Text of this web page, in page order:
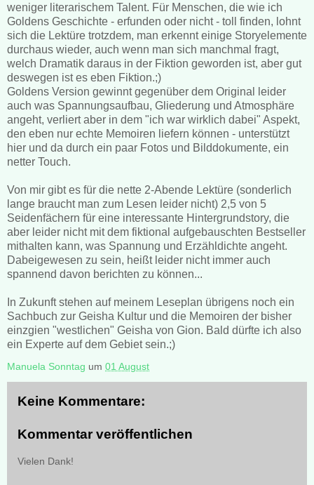
weniger literarischem Talent. Für Menschen, die wie ich
Goldens Geschichte - erfunden oder nicht - toll finden, lohnt
sich die Lektüre trotzdem, man erkennt einige Storyelemente
durchaus wieder, auch wenn man sich manchmal fragt,
welch Dramatik daraus in der Fiktion geworden ist, aber gut
deswegen ist es eben Fiktion.;)
Goldens Version gewinnt gegenüber dem Original leider
auch was Spannungsaufbau, Gliederung und Atmosphäre
angeht, verliert aber in dem "ich war wirklich dabei" Aspekt,
den eben nur echte Memoiren liefern können - unterstützt
hier und da durch ein paar Fotos und Bilddokumente, ein
netter Touch.
Von mir gibt es für die nette 2-Abende Lektüre (sonderlich
lange braucht man zum Lesen leider nicht) 2,5 von 5
Seidenfächern für eine interessante Hintergrundstory, die
aber leider nicht mit dem fiktional aufgebauschten Bestseller
mithalten kann, was Spannung und Erzähldichte angeht.
Dabeigewesen zu sein, heißt leider nicht immer auch
spannend davon berichten zu können...
In Zukunft stehen auf meinem Leseplan übrigens noch ein
Sachbuch zur Geisha Kultur und die Memoiren der bisher
einzgien "westlichen" Geisha von Gion. Bald dürfte ich also
ein Experte auf dem Gebiet sein.;)
Manuela Sonntag um 01 August
Keine Kommentare:
Kommentar veröffentlichen
Vielen Dank!